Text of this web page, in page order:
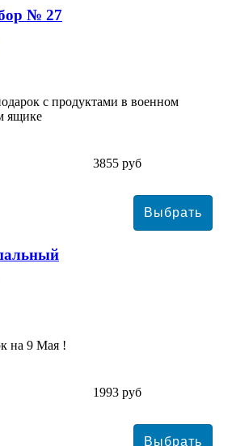
№ 27
с продуктами в военном
ящике
3855 руб
на 9 Мая !
1993 руб